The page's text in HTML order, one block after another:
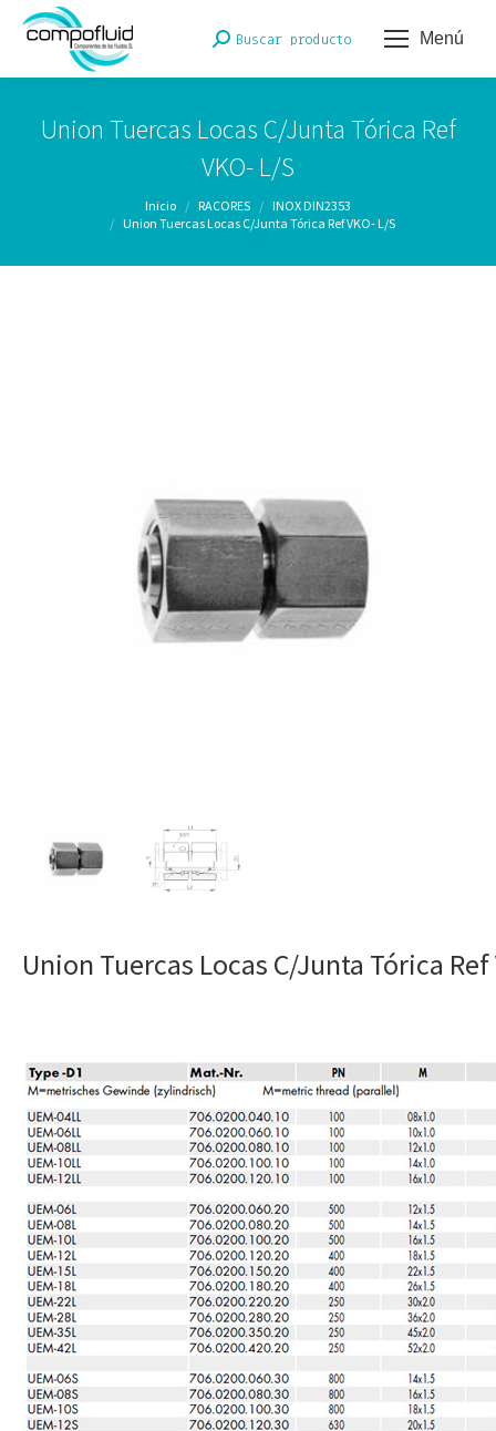
Menú
Buscar:Buscar producto
Union Tuercas Locas C/Junta Tórica Ref
VKO- L/S
Inicio RACORES
INOX DIN2353
Union Tuercas Locas C/Junta Tórica Ref VKO- L/S
Union Tuercas Locas C/Junta Tórica Ref